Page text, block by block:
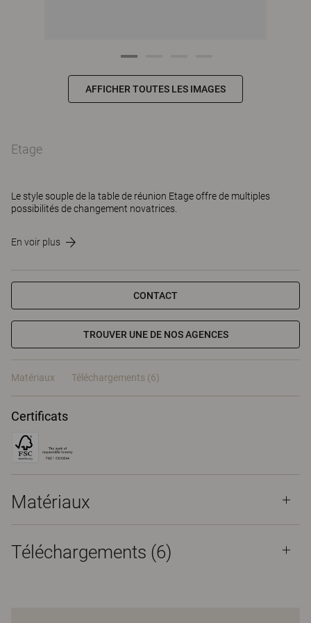
AFFICHER TOUTES LES IMAGES
Etage
Le style souple de la table de réunion Etage offre de multiples
possibilités de changement novatrices.
En voir plus
CONTACT
TROUVER UNE DE NOS AGENCES
Matériaux Téléchargements (6)
Certificats
Matériaux
Téléchargements (6)